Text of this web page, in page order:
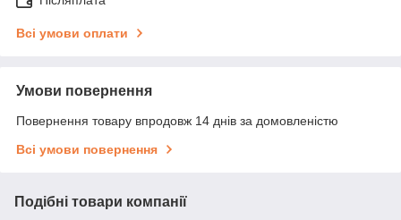
Всі умови оплати
Умови повернення
Повернення товару впродовж 14 днів за домовленістю
Всі умови повернення
Подібні товари компанії